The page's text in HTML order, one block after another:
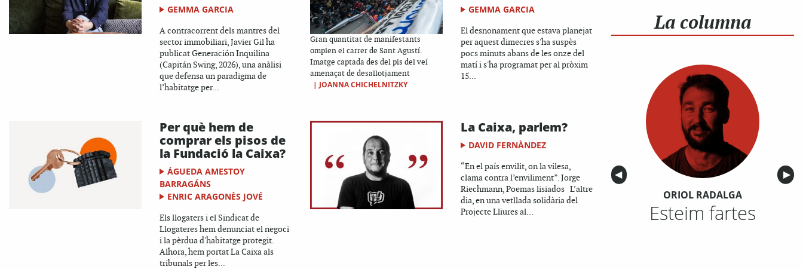
GEMMA GARCIA
A contracorrent dels mantres del
sector immobiliari, Javier Gil ha
publicat Generación Inquilina
(Capitán Swing, 2026), una anàlisi
que defensa un paradigma de
l’habitatge per...
Gran quantitat de manifestants
omplen el carrer de Sant Agustí.
Imatge captada des del pis del veí
amenaçat de desallotjament
| JOANNA CHICHELNITZKY
GEMMA GARCIA
El desnonament que estava planejat
per aquest dimecres s'ha suspès
pocs minuts abans de les onze del
matí i s'ha programat per al pròxim
15...
Per què hem de
comprar els pisos de
la Fundació la Caixa?
ÁGUEDA AMESTOY
BARRAGÁNS
ENRIC ARAGONÈS JOVÉ
Els llogaters i el Sindicat de
Llogateres hem denunciat el negoci
i la pèrdua d'habitatge protegit.
Alhora, hem portat La Caixa als
tribunals per les...
La Caixa, parlem?
DAVID FERNÀNDEZ
“En el país envilit, on la vilesa,
clama contra l’enviliment”. Jorge
Riechmann, Poemas lisiados L’altre
dia, en una vetllada solidària del
Projecte Lliures al...
La columna
Anterior
◀︎ ▶︎
ORIOL RADALGA
Esteim fartes